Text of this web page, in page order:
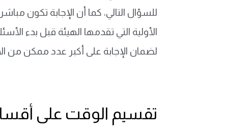
للسؤال التالي، كما أن الإجابة تكون
الأولية التي تقدمها الهيئة قبل بدء
لضمان الإجابة على أكبر عدد ممكن من
تقسيم الوقت على أقسام